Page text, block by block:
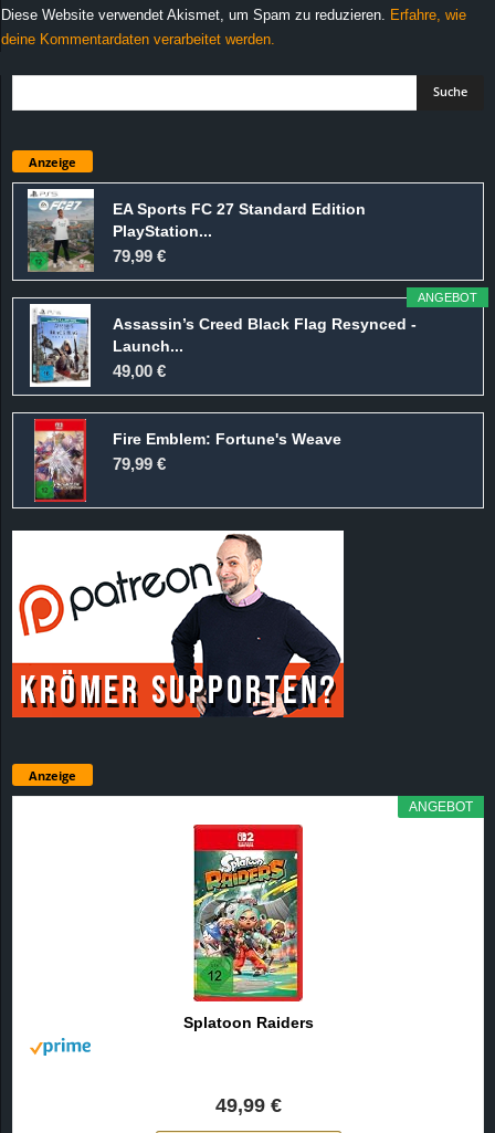
Diese Website verwendet Akismet, um Spam zu reduzieren.
Erfahre, wie
deine Kommentardaten verarbeitet werden.
Anzeige
EA Sports FC 27 Standard Edition
PlayStation...
79,99 €
ANGEBOT
Assassin’s Creed Black Flag Resynced -
Launch...
49,00 €
Fire Emblem: Fortune's Weave
79,99 €
Anzeige
ANGEBOT
Splatoon Raiders
49,99 €